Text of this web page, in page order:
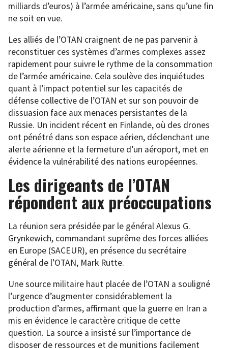
milliards d’euros) à l’armée américaine, sans qu’une fin
ne soit en vue.
Les alliés de l’OTAN craignent de ne pas parvenir à
reconstituer ces systèmes d’armes complexes assez
rapidement pour suivre le rythme de la consommation
de l’armée américaine. Cela soulève des inquiétudes
quant à l’impact potentiel sur les capacités de
défense collective de l’OTAN et sur son pouvoir de
dissuasion face aux menaces persistantes de la
Russie. Un incident récent en Finlande, où des drones
ont pénétré dans son espace aérien, déclenchant une
alerte aérienne et la fermeture d’un aéroport, met en
évidence la vulnérabilité des nations européennes.
Les dirigeants de l’OTAN
répondent aux préoccupations
La réunion sera présidée par le général Alexus G.
Grynkewich, commandant suprême des forces alliées
en Europe (SACEUR), en présence du secrétaire
général de l’OTAN, Mark Rutte.
Une source militaire haut placée de l’OTAN a souligné
l’urgence d’augmenter considérablement la
production d’armes, affirmant que la guerre en Iran a
mis en évidence le caractère critique de cette
question. La source a insisté sur l’importance de
disposer de ressources et de munitions facilement